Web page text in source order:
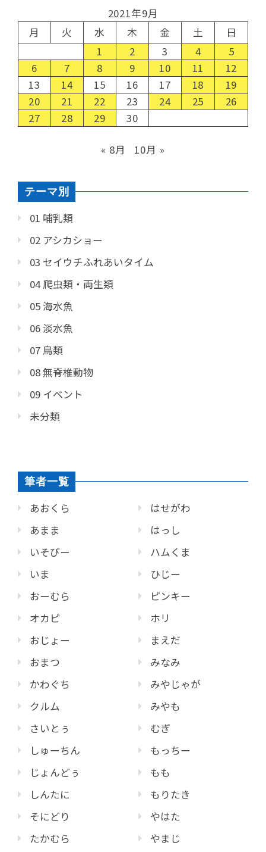
2021年9月
月
火 水 木 金 土
日
1
2 3 4
5
6
7 8 9 10 11
12
13
14 15 16 17 18
19
20
21 22 23 24 25
26
27
28 29 30
« 8月 10月 »
テーマ別
01 哺乳類
02 アシカショー
03 セイウチふれあいタイム
04 爬虫類・両生類
05 海水魚
06 淡水魚
07 鳥類
08 無脊椎動物
09 イベント
未分類
筆者一覧
あおくら
あまま
いそぴー
いま
おーむら
オカピ
おじょー
おまつ
かわぐち
クルム
さいとぅ
しゅーちん
じょんどぅ
しんたに
そにどり
たかむら
はせがわ
はっし
ハムくま
ひじー
ピンキー
ホリ
まえだ
みなみ
みやじゃが
みやも
むぎ
もっちー
もも
もりたき
やはた
やまじ